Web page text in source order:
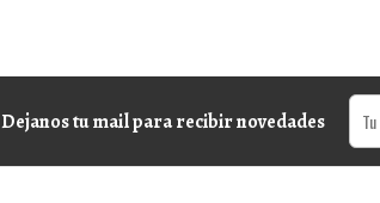
Dejanos tu mail para recibir novedades